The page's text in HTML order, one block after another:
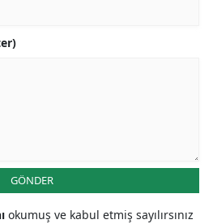
GÖNDER
okumuş ve kabul etmiş sayılırsınız